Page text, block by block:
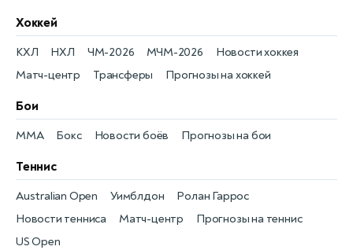
Хоккей
Новости хоккея
КХЛ
Матч-центр
НХЛ
Трансферы
ЧМ-2026
Прогнозы на хоккей
МЧМ-2026
Бои
Новости боёв
MMA Прогнозы на бои
Бокс
Теннис
Новости тенниса
Australian Open
Матч-центр
Уимблдон
Прогнозы на теннис
Ролан Гаррос
US Open